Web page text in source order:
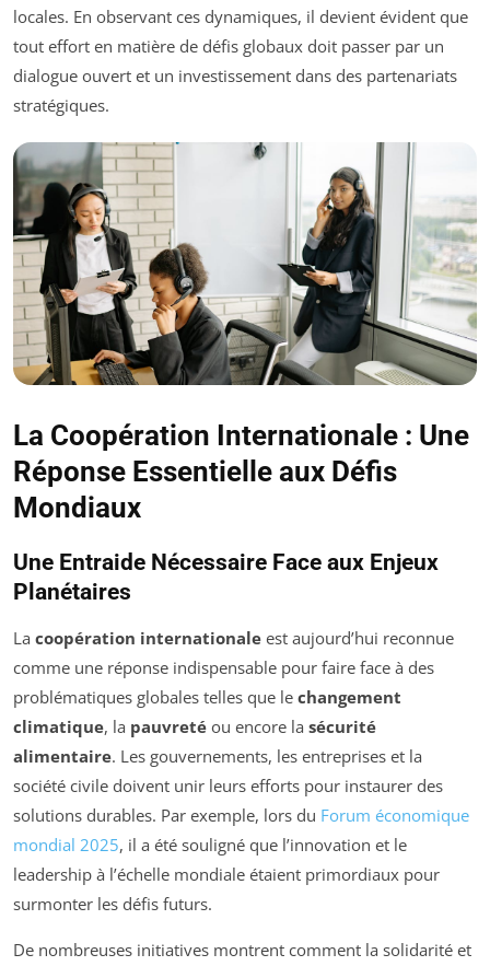
locales. En observant ces dynamiques, il devient évident que
tout effort en matière de défis globaux doit passer par un
dialogue ouvert et un investissement dans des partenariats
stratégiques.
La Coopération Internationale : Une
Réponse Essentielle aux Défis
Mondiaux
Une Entraide Nécessaire Face aux Enjeux
Planétaires
La coopération internationale est aujourd’hui reconnue
comme une réponse indispensable pour faire face à des
problématiques globales telles que le changement
climatique, la pauvreté ou encore la sécurité
alimentaire. Les gouvernements, les entreprises et la
société civile doivent unir leurs efforts pour instaurer des
solutions durables. Par exemple, lors du Forum économique
mondial 2025, il a été souligné que l’innovation et le
leadership à l’échelle mondiale étaient primordiaux pour
surmonter les défis futurs.
De nombreuses initiatives montrent comment la solidarité et